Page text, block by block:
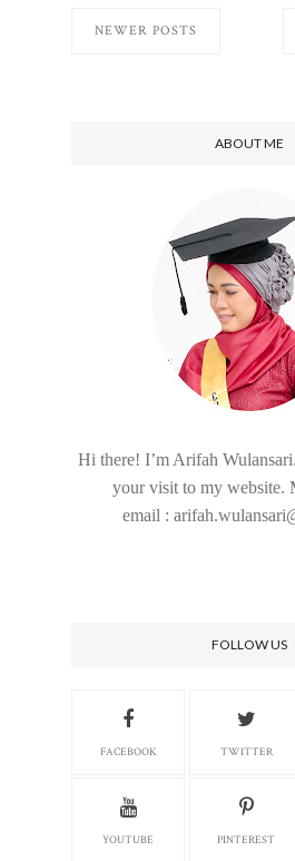
NEWER POSTS
ABOUT ME
Hi there! I’m Arifah
your visit to my website.
email :
FOLLOW US
FACEBOOK TWITTER
YOUTUBE PINTEREST